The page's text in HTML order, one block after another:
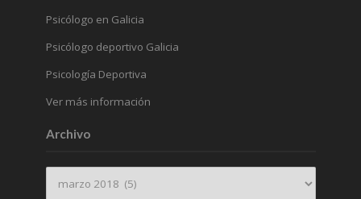
Psicólogo en Galicia
Psicólogo deportivo Galicia
Psicología Deportiva
Ver más información
Archivo
Archivo